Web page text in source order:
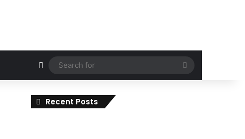
Random Article
Search
for
Recent Posts